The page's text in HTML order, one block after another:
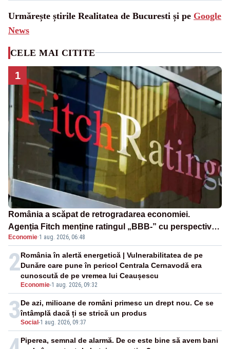
Urmărește știrile Realitatea de Bucuresti și pe Google
News
CELE MAI CITITE
1
România a scăpat de retrogradarea economiei.
Agenția Fitch menține ratingul „BBB-” cu perspectivă
negativă
Economie·1 aug. 2026, 06:48
2
Economie-1 aug. 2026, 09:32
România în alertă energetică | Vulnerabilitatea de pe
Dunăre care pune în pericol Centrala Cernavodă era
cunoscută de pe vremea lui Ceaușescu
3Social -1 aug. 2026, 09:37
De azi, milioane de români primesc un drept nou. Ce se
întâmplă dacă ți se strică un produs
Piperea, semnal de alarmă. De ce este bine să avem bani